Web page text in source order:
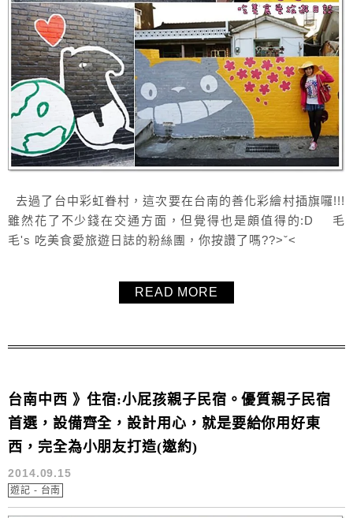
去過了台中彩虹眷村，這次要在台南的善化彩繪村插旗囉!!!
雖然花了不少錢在交通方面，但覺得也是頗值得的:D 毛
毛's 吃美食愛旅遊日誌的粉絲團，你按讚了嗎??>ˇ<
READ MORE
台南中西 》住宿:小屁孩親子民宿。優質親子民宿
首選，設備齊全，設計用心，就是要給你用好東
西，完全為小朋友打造(邀約)
2014.09.15
遊記 - 台南